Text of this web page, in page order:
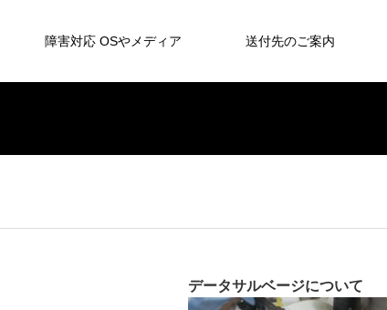
障害対応 OSやメディア 送付先のご案内
データサルベージについて